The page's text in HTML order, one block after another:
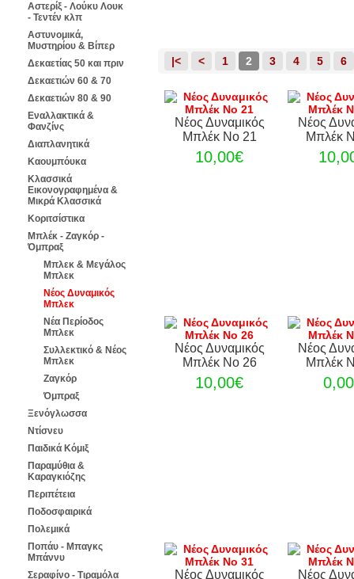
|< < 1 2 3 4 5 6
Νέος Δυναμικός
Μπλέκ Νο 21
10,00€
Νέος
Μπλέκ
Νέος Δυναμικός
Μπλέκ Νο 26
10,00€
Νέος
Μπλέκ
Νέος Δυναμικός
Νέος
Αστερίξ - Λούκυ Λουκ
- Τεντέν κλπ
Αστυνομικά,
Μυστηρίου & Βίπερ
Δεκαετίας 50 και πριν
Δεκαετιών 60 & 70
Δεκαετιών 80 & 90
Εναλλακτικά &
Φανζίνς
Διαπλανητικά
Καουμπόυκα
Κλασσικά
Εικονογραφημένα &
Μικρά Κλασσικά
Κοριτσίστικα
Μπλέκ - Ζαγκόρ -
Όμπραξ
Μπλεκ & Μεγάλος
Μπλεκ
Νέος Δυναμικός
Μπλεκ
Νέα Περίοδος
Μπλεκ
Συλλεκτικό & Νέος
Μπλεκ
Ζαγκόρ
Όμπραξ
Ξενόγλωσσα
Ντίσνευ
Παιδικά Κόμιξ
Παραμύθια &
Καραγκιόζης
Περιπέτεια
Ποδοσφαιρικά
Πολεμικά
Ποπάυ - Μπαγκς
Μπάννυ
Σεραφίνο - Τιραμόλα